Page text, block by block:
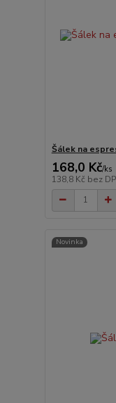
Šálek na
168,0 Kč/ks
138,8 Kč bez
Novinka